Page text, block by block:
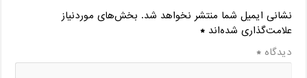
نشانی ایمیل شما منتشر نخواهد شد. بخش‌های موردنیاز
علامت‌گذاری شده‌اند*
دیدگاه*